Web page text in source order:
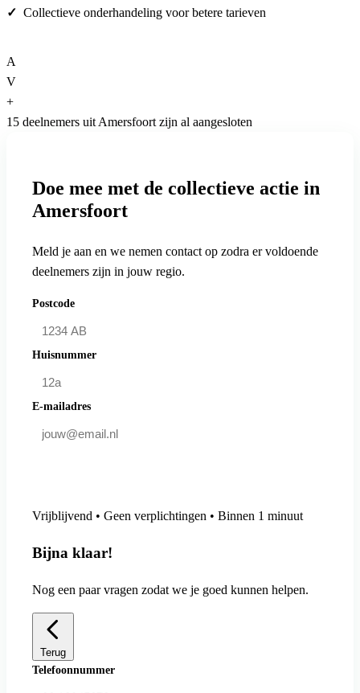
Collectieve onderhandeling voor betere tarieven
A
V
+
15 deelnemers uit Amersfoort zijn al aangesloten
Doe mee met de collectieve actie in
Amersfoort
Meld je aan en we nemen contact op zodra er voldoende
deelnemers zijn in jouw regio.
Postcode
Huisnummer
E-mailadres
Vrijblijvend • Geen verplichtingen • Binnen 1 minuut
Bijna klaar!
Nog een paar vragen zodat we je goed kunnen helpen.
Terug
Telefoonnummer